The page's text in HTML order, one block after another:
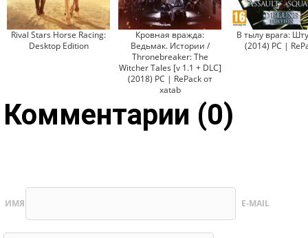
Rival Stars Horse Racing:
Desktop Edition
Кровная вражда:
Ведьмак. Истории /
Thronebreaker: The
Witcher Tales [v 1.1 + DLC]
(2018) PC | RePack от
xatab
В тылу врага:
(2014) PC |
Комментарии (0)
ИМЯ E-MAIL